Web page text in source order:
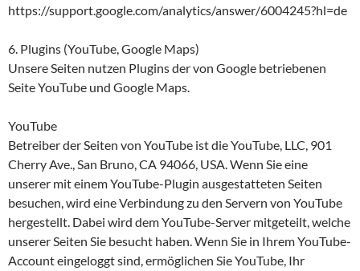
https://support.google.com/analytics/answer/6004245?hl=de
6. Plugins (YouTube, Google Maps)
Unsere Seiten nutzen Plugins der von Google betriebenen
Seite YouTube und Google Maps.
YouTube
Betreiber der Seiten von YouTube ist die YouTube, LLC, 901
Cherry Ave., San Bruno, CA 94066, USA. Wenn Sie eine
unserer mit einem YouTube-Plugin ausgestatteten Seiten
besuchen, wird eine Verbindung zu den Servern von YouTube
hergestellt. Dabei wird dem YouTube-Server mitgeteilt, welche
unserer Seiten Sie besucht haben. Wenn Sie in Ihrem YouTube-
Account eingeloggt sind, ermöglichen Sie YouTube, Ihr